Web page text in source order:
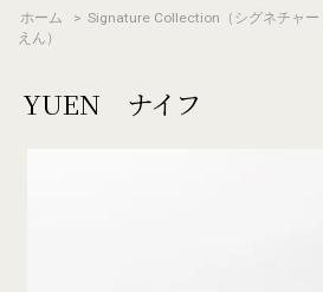
ホーム > Signature Collection（シグネチャー
えん）
YUEN ナイフ